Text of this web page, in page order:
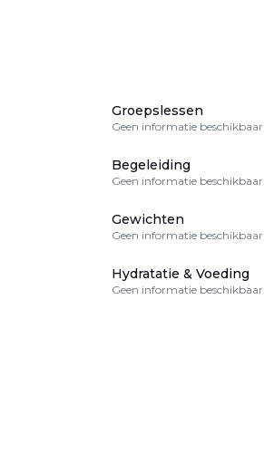
Groepslessen
Geen informatie beschikbaar.
Begeleiding
Geen informatie beschikbaar.
Gewichten
Geen informatie beschikbaar.
Hydratatie & Voeding
Geen informatie beschikbaar.